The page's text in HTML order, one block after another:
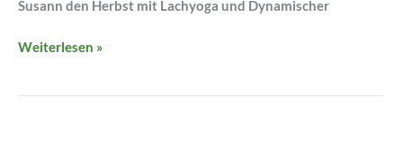
Susann den Herbst mit Lachyoga und Dynamischer
Weiterlesen »